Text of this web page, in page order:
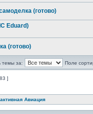
(готово)
Eduard)
(готово)
темы за: Поле
]
Авиация